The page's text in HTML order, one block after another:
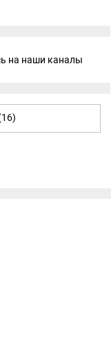
на наши каналы